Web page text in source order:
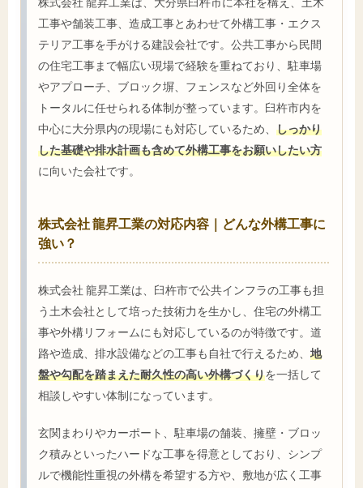
工事や舗装工事、造成工事とあわせて外構工事・エクス
テリア工事を手がける建設会社です。公共工事から民間
の住宅工事まで幅広い現場で経験を重ねており、駐車場
やアプローチ、ブロック塀、フェンスなど外回り全体を
トータルに任せられる体制が整っています。臼杵市内を
中心に大分県内の現場にも対応しているため、 しっかり
した基礎や排水計画も含めて外構工事をお願いしたい方
に向いた会社です。
株式会社 龍昇工業の対応内容｜どんな外構工事に
強い？
株式会社 龍昇工業は、臼杵市で公共インフラの工事も担
う土木会社として培った技術力を生かし、住宅の外構工
事や外構リフォームにも対応しているのが特徴です。道
路や造成、排水設備などの工事も自社で行えるため、 地
盤や勾配を踏まえた耐久性の高い外構づくりを一括して
相談しやすい体制になっています。
玄関まわりやカーポート、駐車場の舗装、擁壁・ブロッ
ク積みといったハードな工事を得意としており、シンプ
ルで機能性重視の外構を希望する方や、敷地が広く工事